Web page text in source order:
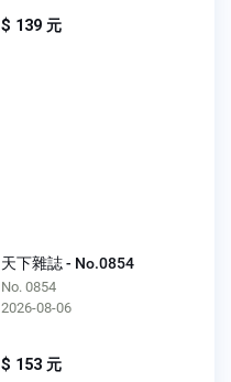
$ 139 元
天下雜誌 - No.0854
No. 0854
2026-08-06
$ 153 元